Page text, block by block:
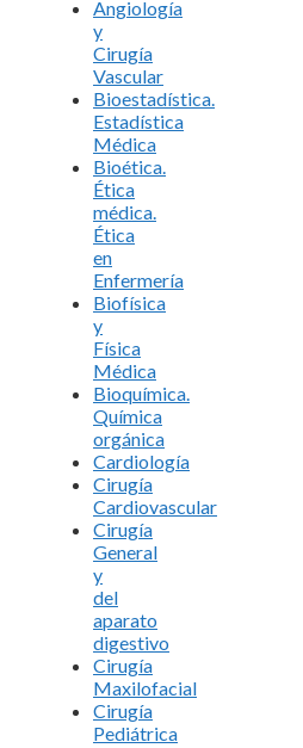
Angiología
y
Cirugía
Vascular
Bioestadística.
Estadística
Médica
Bioética.
Ética
médica.
Ética
en
Enfermería
Biofísica
y
Física
Médica
Bioquímica.
Química
orgánica
Cardiología
Cirugía
Cardiovascular
Cirugía
General
y
del
aparato
digestivo
Cirugía
Maxilofacial
Cirugía
Pediátrica